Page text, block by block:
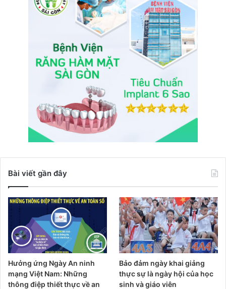
Bài viết gần đây
Hưởng ứng Ngày An ninh
mạng Việt Nam: Những
thông điệp thiết thực về an
Bảo đảm ngày khai giảng
thực sự là ngày hội của học
sinh và giáo viên